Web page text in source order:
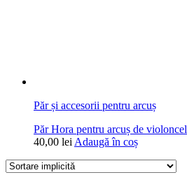
Păr și accesorii pentru arcuș
Păr Hora pentru arcuș de violoncel
40,00 lei Adaugă în coș